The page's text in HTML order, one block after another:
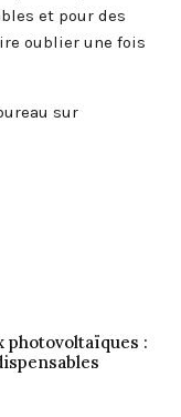
et pour des
oublier une fois
sur
photovoltaïques :